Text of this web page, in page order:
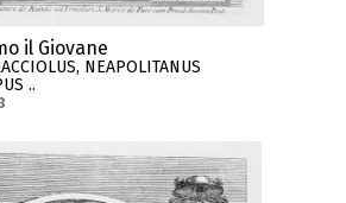
il Giovane
NEAPOLITANUS
..